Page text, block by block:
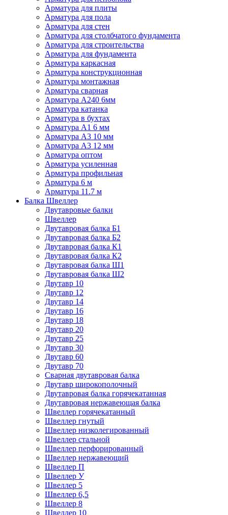
Арматура для плиты
Арматура для пола
Арматура для стен
Арматура для столбчатого фундамента
Арматура для строительства
Арматура для фундамента
Арматура каркасная
Арматура конструкционная
Арматура монтажная
Арматура сварная
Арматура А240 6мм
Арматура катанка
Арматура в бухтах
Арматура А1 6 мм
Арматура А3 10 мм
Арматура А3 12 мм
Арматура оптом
Арматура усиленная
Арматура профильная
Арматура 6 м
Арматура 11.7 м
Балка Швеллер
Двутавровые балки
Швеллер
Двутавровая балка Б1
Двутавровая балка Б2
Двутавровая балка К1
Двутавровая балка К2
Двутавровая балка Ш1
Двутавровая балка Ш2
Двутавр 10
Двутавр 12
Двутавр 14
Двутавр 16
Двутавр 18
Двутавр 20
Двутавр 25
Двутавр 30
Двутавр 60
Двутавр 70
Сварная двутавровая балка
Двутавр широкополочный
Двутавровая балка горячекатанная
Двутавровая нержавеющая балка
Швеллер горячекатанный
Швеллер гнутый
Швеллер низколегированный
Швеллер стальной
Швеллер перфорированный
Швеллер нержавеющий
Швеллер П
Швеллер У
Швеллер 5
Швеллер 6,5
Швеллер 8
Швеллер 10